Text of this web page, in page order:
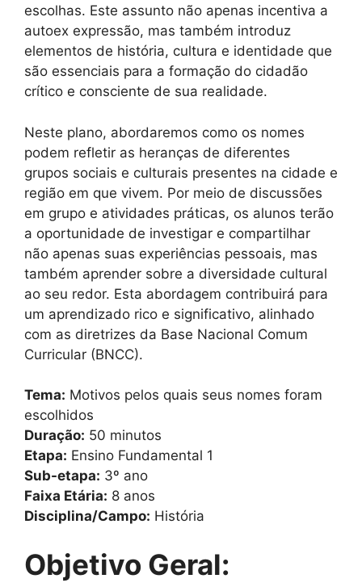
escolhas. Este assunto não apenas incentiva a
autoex expressão, mas também introduz
elementos de história, cultura e identidade que
são essenciais para a formação do cidadão
crítico e consciente de sua realidade.
Neste plano, abordaremos como os nomes
podem refletir as heranças de diferentes
grupos sociais e culturais presentes na cidade e
região em que vivem. Por meio de discussões
em grupo e atividades práticas, os alunos terão
a oportunidade de investigar e compartilhar
não apenas suas experiências pessoais, mas
também aprender sobre a diversidade cultural
ao seu redor. Esta abordagem contribuirá para
um aprendizado rico e significativo, alinhado
com as diretrizes da Base Nacional Comum
Curricular (BNCC).
Tema: Motivos pelos quais seus nomes foram
escolhidos
Duração: 50 minutos
Etapa: Ensino Fundamental 1
Sub-etapa: 3º ano
Faixa Etária: 8 anos
Disciplina/Campo: História
Objetivo Geral: